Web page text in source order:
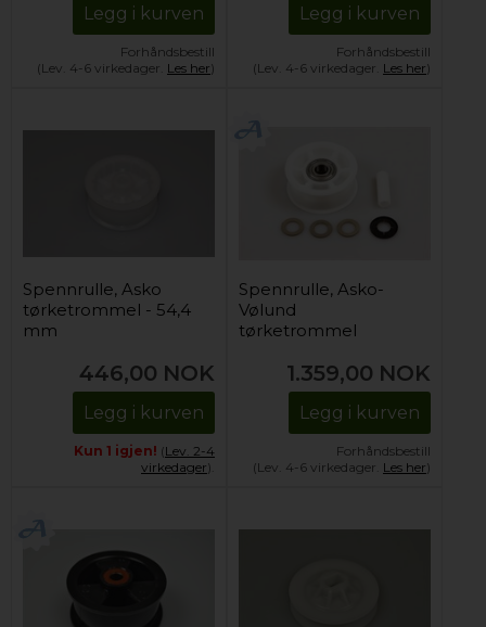
Legg i kurven
Forhåndsbestill
(Lev. 4-6 virkedager. Les her)
Legg i kurven
Forhåndsbestill
(Lev. 4-6 virkedager. Les her)
Spennrulle, Asko
tørketrommel - 54,4
mm
446,00 NOK
Legg i kurven
Kun 1 igjen! (Lev. 2-4
virkedager).
Spennrulle, Asko-
Vølund
tørketrommel
1.359,00 NOK
Legg i kurven
Forhåndsbestill
(Lev. 4-6 virkedager. Les her)